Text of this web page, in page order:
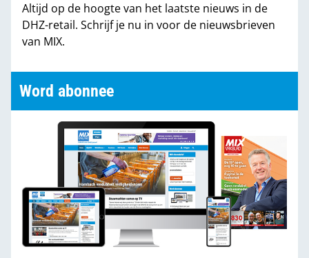
Altijd op de hoogte van het laatste nieuws in de
DHZ-retail. Schrijf je nu in voor de nieuwsbrieven
van MIX.
Word abonnee